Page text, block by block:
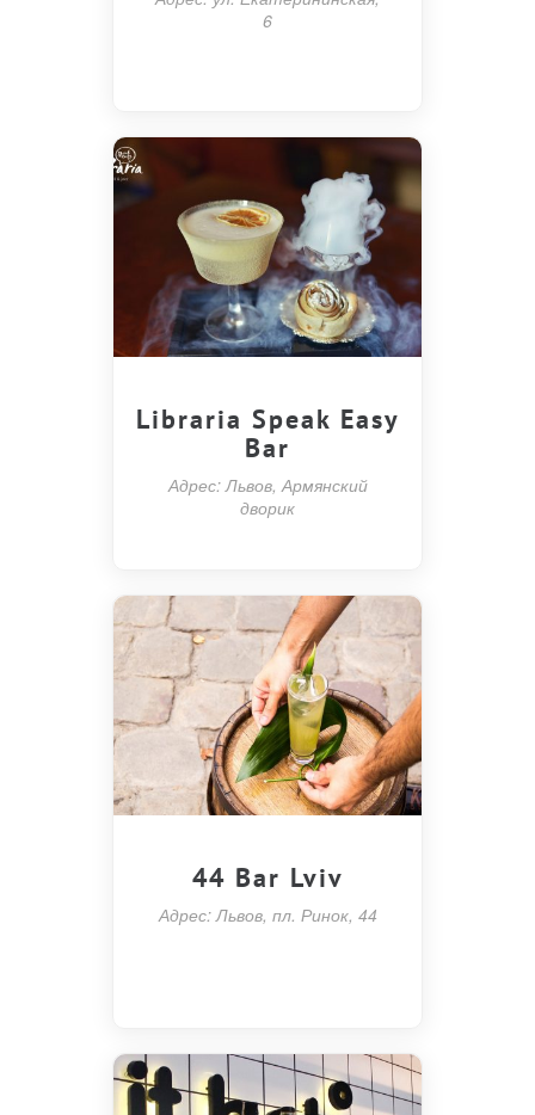
6
Libraria Speak Easy
Bar
Адрес: Львов, Армянский
дворик
44 Bar Lviv
Адрес: Львов, пл. Ринок, 44